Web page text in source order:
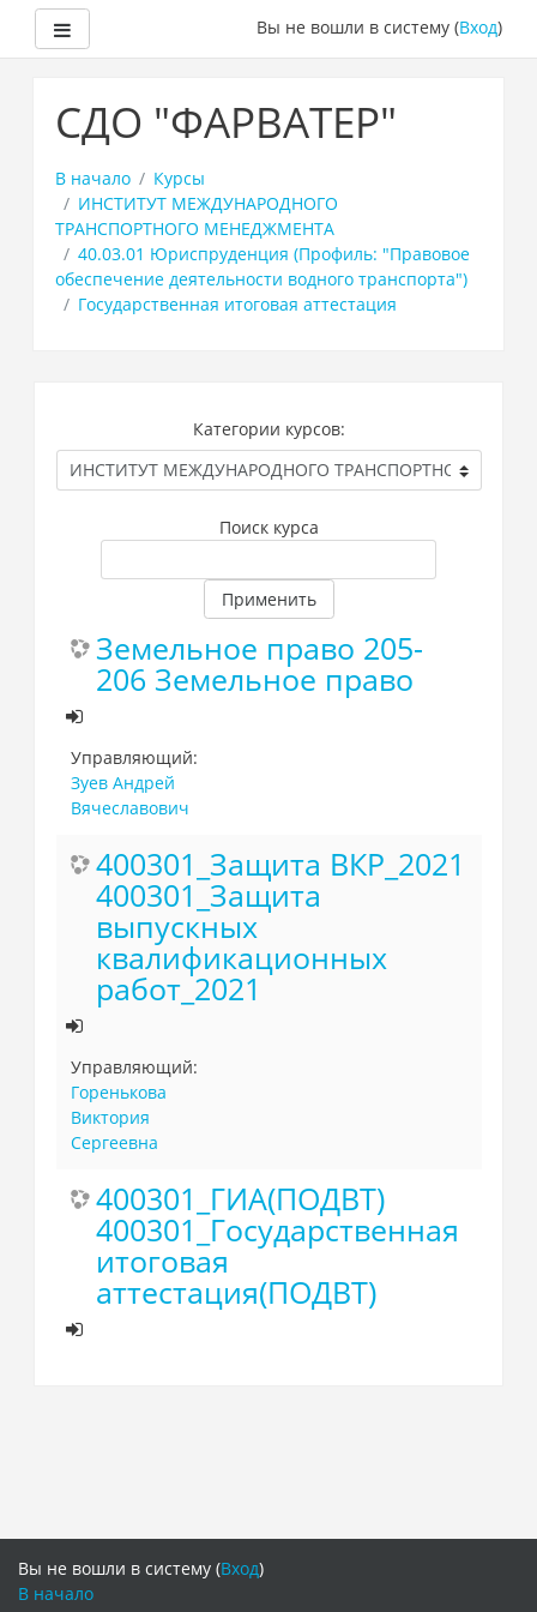
основному
содержанию
Вы не вошли в систему (Вход)
СДО "ФАРВАТЕР"
В начало
Курсы
ИНСТИТУТ МЕЖДУНАРОДНОГО
ТРАНСПОРТНОГО МЕНЕДЖМЕНТА
40.03.01 Юриспруденция (Профиль: "Правовое
обеспечение деятельности водного транспорта")
Государственная итоговая аттестация
Категории курсов:
Поиск курса
Применить
Земельное право 205-
206 Земельное право
Управляющий:
Зуев Андрей
Вячеславович
400301_Защита ВКР_2021
400301_Защита
выпускных
квалификационных
работ_2021
Управляющий:
Горенькова
Виктория
Сергеевна
400301_ГИА(ПОДВТ)
400301_Государственная
итоговая
аттестация(ПОДВТ)
Вы не вошли в систему (Вход)
В начало